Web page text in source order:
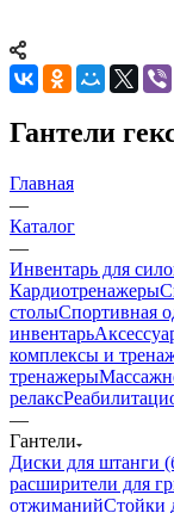
Гантели
Главная
—
Каталог
—
Инвентарь для
Кардиотренажеры
столыСпортивная
инвентарь
комплексы и
тренажеры
релакс
—
Гантели
Диски для штанги
расширители для
отжиманийСтойки